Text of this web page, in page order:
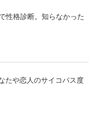
性格診断。知らなかった
たや恋人のサイコパス度